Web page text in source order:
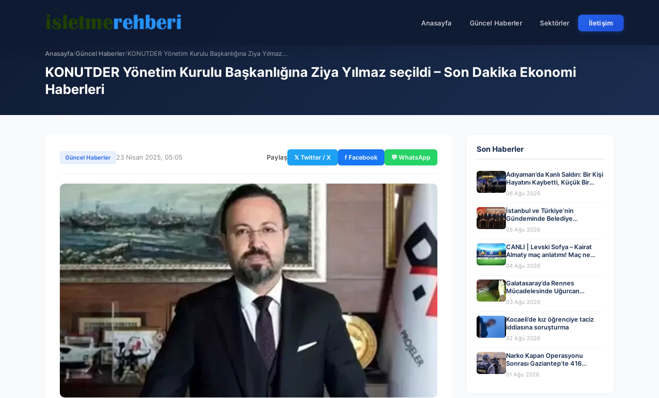
Anasayfa Güncel Haberler Sektörler İletişim
Anasayfa/Güncel Haberler/KONUTDER Yönetim Kurulu Başkanlığına Ziya Yılmaz...
KONUTDER Yönetim Kurulu Başkanlığına Ziya Yılmaz seçildi – Son Dakika Ekonomi
Haberleri
Güncel Haberler 23 Nisan 2025, 05:05 Paylaş 𝕏 Twitter / X f Facebook 💬 WhatsApp
Son Haberler
Adıyaman’da Kanlı Saldırı: Bir Kişi
Hayatını Kaybetti, Küçük Bir
Çocuk Yaralandı
06 Ağu 2026
İstanbul ve Türkiye’nin
Gündeminde Belediye
Dönüşümleri ve Siyasi Yeni
Açılımlar
05 Ağu 2026
CANLI | Levski Sofya – Kairat
Almaty maç anlatımı! Maç ne
zaman? Saat kaçta ve hangi
kanalda? – 04 Ağustos 2026
04 Ağu 2026
Galatasaray’da Rennes
Mücadelesinde Uğurcan
Çakır’dan Kritik Hata ve Maçın
Detayları
03 Ağu 2026
Kocaeli’de kız öğrenciye taciz
iddiasına soruşturma
02 Ağu 2026
Narko Kapan Operasyonu
Sonrası Gaziantep’te 416
Tutuklama
01 Ağu 2026